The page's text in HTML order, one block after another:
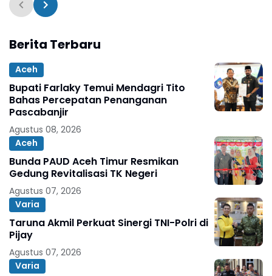
Berita Terbaru
Aceh
Bupati Farlaky Temui Mendagri Tito
Bahas Percepatan Penanganan
Pascabanjir
Agustus 08, 2026
Aceh
Bunda PAUD Aceh Timur Resmikan
Gedung Revitalisasi TK Negeri
Agustus 07, 2026
Varia
Taruna Akmil Perkuat Sinergi TNI-Polri di
Pijay
Agustus 07, 2026
Varia